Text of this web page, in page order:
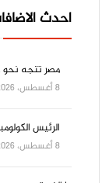
احدث
مصر تتجه نحو
8 أغسطس، 2026
الرئيس
8 أغسطس، 2026